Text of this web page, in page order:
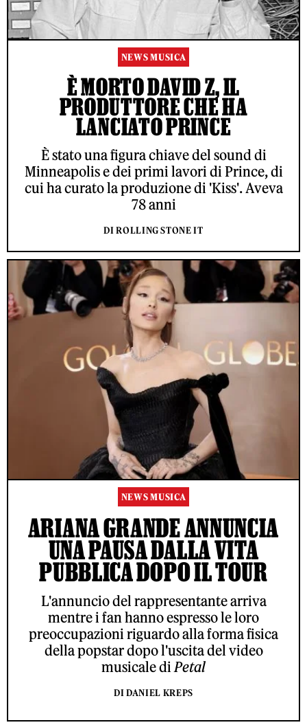
NEWS MUSICA
È MORTO DAVID Z, IL
PRODUTTORE CHE HA
LANCIATO PRINCE
È stato una figura chiave del sound di
Minneapolis e dei primi lavori di Prince, di
cui ha curato la produzione di 'Kiss'. Aveva
78 anni
DI ROLLING STONE IT
NEWS MUSICA
ARIANA GRANDE ANNUNCIA
UNA PAUSA DALLA VITA
PUBBLICA DOPO IL TOUR
L'annuncio del rappresentante arriva
mentre i fan hanno espresso le loro
preoccupazioni riguardo alla forma fisica
della popstar dopo l'uscita del video
musicale diPetal
DI DANIEL KREPS